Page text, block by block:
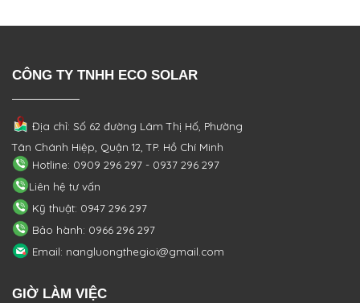
CÔNG TY TNHH ECO SOLAR
Địa chỉ: Số 62 đường Lâm Thị Hố, Phường
Tân Chánh Hiệp, Quận 12, TP. Hồ Chí Minh
Hotline: 0909 296 297 - 0937 296 297
Liên hệ tư vấn
Kỹ thuật: 0947 296 297
Bảo hành: 0966 296 297
Email: nangluongthegioi@gmail.com
GIỜ LÀM VIỆC